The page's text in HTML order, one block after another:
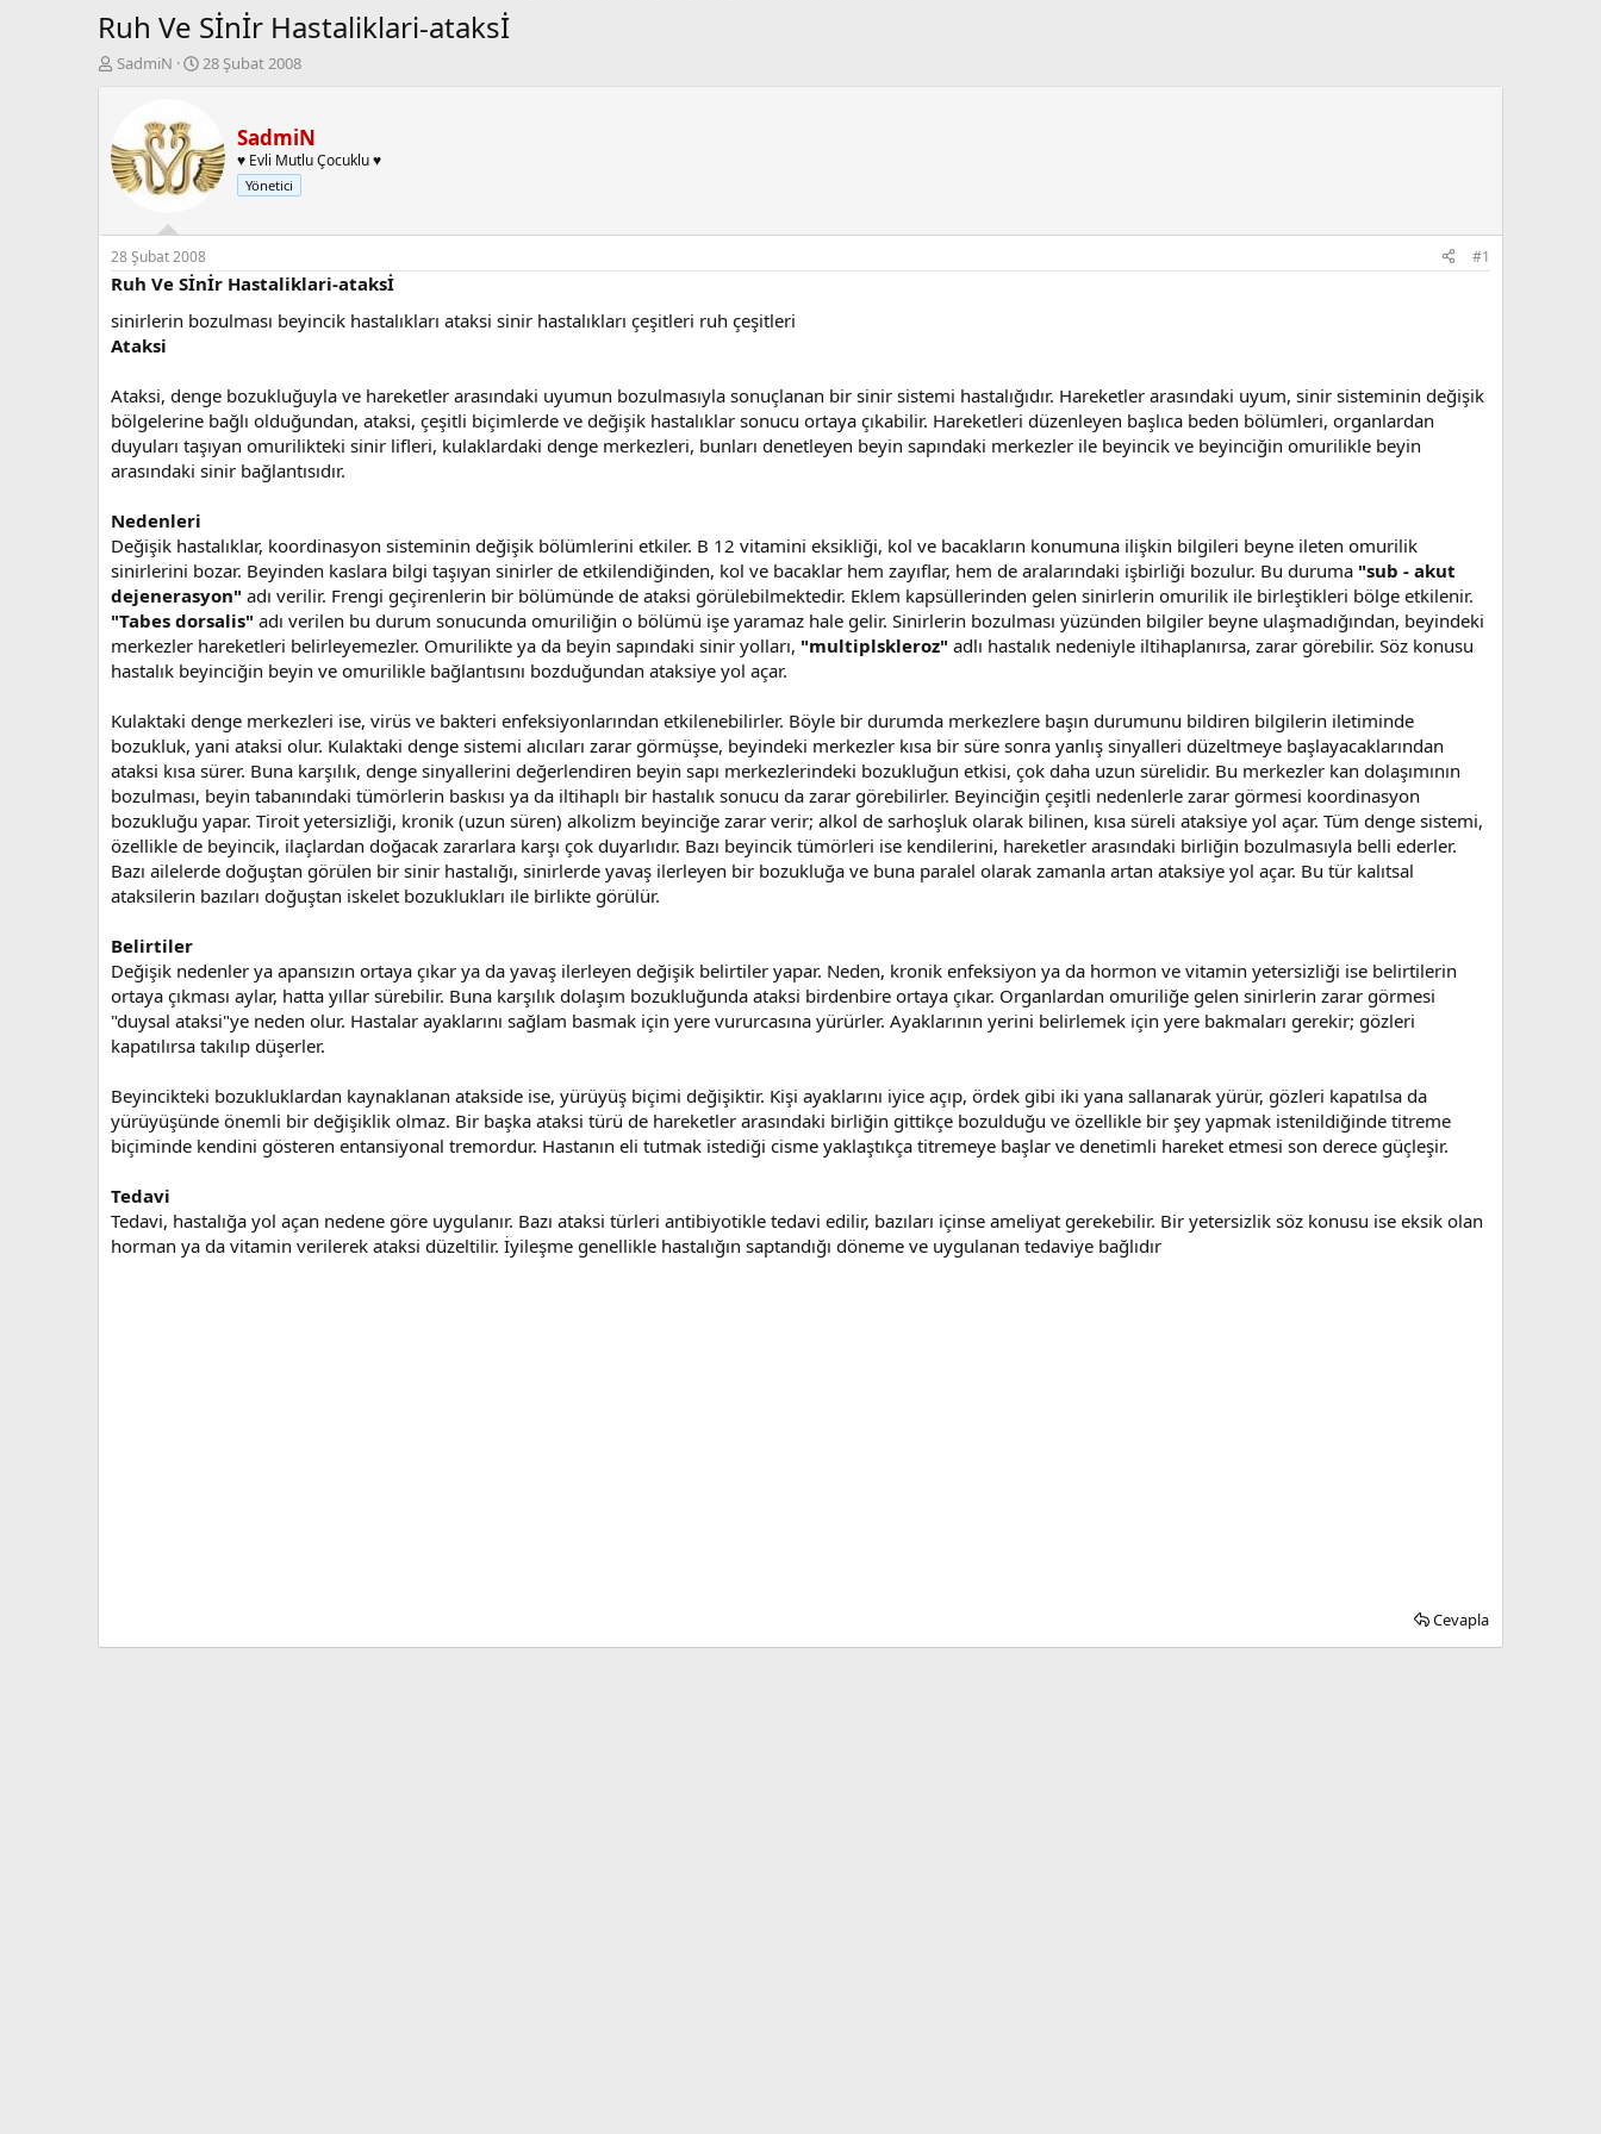
Ruh Ve Sİnİr Hastaliklari-ataksİ
K
u
y
u
a
ş
l
a
t
a
SadmiN
B
a
n
g
ç
t
a
r
i
28 Şubat 2008
SadmiN
♥ Evli Mutlu Çocuklu ♥
Yönetici
28 Şubat 2008 #1
Ruh Ve Sİnİr Hastaliklari-ataksİ
sinirlerin bozulması beyincik hastalıkları ataksi sinir hastalıkları çeşitleri ruh çeşitleri
Ataksi
Ataksi, denge bozukluğuyla ve hareketler arasındaki uyumun bozulmasıyla sonuçlanan bir sinir sistemi hastalığıdır. Hareketler arasındaki uyum, sinir sisteminin değişik
bölgelerine bağlı olduğundan, ataksi, çeşitli biçimlerde ve değişik hastalıklar sonucu ortaya çıkabilir. Hareketleri düzenleyen başlıca beden bölümleri, organlardan
duyuları taşıyan omurilikteki sinir lifleri, kulaklardaki denge merkezleri, bunları denetleyen beyin sapındaki merkezler ile beyincik ve beyinciğin omurilikle beyin
arasındaki sinir bağlantısıdır.
Nedenleri
Değişik hastalıklar, koordinasyon sisteminin değişik bölümlerini etkiler. B 12 vitamini eksikliği, kol ve bacakların konumuna ilişkin bilgileri beyne ileten omurilik
sinirlerini bozar. Beyinden kaslara bilgi taşıyan sinirler de etkilendiğinden, kol ve bacaklar hem zayıflar, hem de aralarındaki işbirliği bozulur. Bu duruma "sub - akut
dejenerasyon" adı verilir. Frengi geçirenlerin bir bölümünde de ataksi görülebilmektedir. Eklem kapsüllerinden gelen sinirlerin omurilik ile birleştikleri bölge etkilenir.
"Tabes dorsalis" adı verilen bu durum sonucunda omuriliğin o bölümü işe yaramaz hale gelir. Sinirlerin bozulması yüzünden bilgiler beyne ulaşmadığından, beyindeki
merkezler hareketleri belirleyemezler. Omurilikte ya da beyin sapındaki sinir yolları, "multiplskleroz" adlı hastalık nedeniyle iltihaplanırsa, zarar görebilir. Söz konusu
hastalık beyinciğin beyin ve omurilikle bağlantısını bozduğundan ataksiye yol açar.
Kulaktaki denge merkezleri ise, virüs ve bakteri enfeksiyonlarından etkilenebilirler. Böyle bir durumda merkezlere başın durumunu bildiren bilgilerin iletiminde
bozukluk, yani ataksi olur. Kulaktaki denge sistemi alıcıları zarar görmüşse, beyindeki merkezler kısa bir süre sonra yanlış sinyalleri düzeltmeye başlayacaklarından
ataksi kısa sürer. Buna karşılık, denge sinyallerini değerlendiren beyin sapı merkezlerindeki bozukluğun etkisi, çok daha uzun sürelidir. Bu merkezler kan dolaşımının
bozulması, beyin tabanındaki tümörlerin baskısı ya da iltihaplı bir hastalık sonucu da zarar görebilirler. Beyinciğin çeşitli nedenlerle zarar görmesi koordinasyon
bozukluğu yapar. Tiroit yetersizliği, kronik (uzun süren) alkolizm beyinciğe zarar verir; alkol de sarhoşluk olarak bilinen, kısa süreli ataksiye yol açar. Tüm denge sistemi,
özellikle de beyincik, ilaçlardan doğacak zararlara karşı çok duyarlıdır. Bazı beyincik tümörleri ise kendilerini, hareketler arasındaki birliğin bozulmasıyla belli ederler.
Bazı ailelerde doğuştan görülen bir sinir hastalığı, sinirlerde yavaş ilerleyen bir bozukluğa ve buna paralel olarak zamanla artan ataksiye yol açar. Bu tür kalıtsal
ataksilerin bazıları doğuştan iskelet bozuklukları ile birlikte görülür.
Belirtiler
Değişik nedenler ya apansızın ortaya çıkar ya da yavaş ilerleyen değişik belirtiler yapar. Neden, kronik enfeksiyon ya da hormon ve vitamin yetersizliği ise belirtilerin
ortaya çıkması aylar, hatta yıllar sürebilir. Buna karşılık dolaşım bozukluğunda ataksi birdenbire ortaya çıkar. Organlardan omuriliğe gelen sinirlerin zarar görmesi
"duysal ataksi"ye neden olur. Hastalar ayaklarını sağlam basmak için yere vururcasına yürürler. Ayaklarının yerini belirlemek için yere bakmaları gerekir; gözleri
kapatılırsa takılıp düşerler.
Beyincikteki bozukluklardan kaynaklanan atakside ise, yürüyüş biçimi değişiktir. Kişi ayaklarını iyice açıp, ördek gibi iki yana sallanarak yürür, gözleri kapatılsa da
yürüyüşünde önemli bir değişiklik olmaz. Bir başka ataksi türü de hareketler arasındaki birliğin gittikçe bozulduğu ve özellikle bir şey yapmak istenildiğinde titreme
biçiminde kendini gösteren entansiyonal tremordur. Hastanın eli tutmak istediği cisme yaklaştıkça titremeye başlar ve denetimli hareket etmesi son derece güçleşir.
Tedavi
Tedavi, hastalığa yol açan nedene göre uygulanır. Bazı ataksi türleri antibiyotikle tedavi edilir, bazıları içinse ameliyat gerekebilir. Bir yetersizlik söz konusu ise eksik olan
horman ya da vitamin verilerek ataksi düzeltilir. İyileşme genellikle hastalığın saptandığı döneme ve uygulanan tedaviye bağlıdır
Cevapla